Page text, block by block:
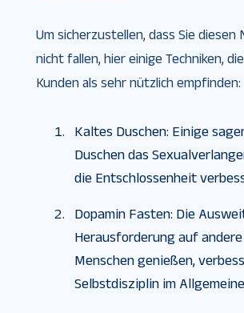
Um sicherzustellen, dass Sie diesen
nicht fallen, hier einige Techniken,
Kunden als sehr nützlich empfinden:
Kaltes Duschen: Einige
Duschen das
die Entschlossenheit
Dopamin Fasten: Die
Herausforderung auf
Menschen genießen,
Selbstdisziplin im